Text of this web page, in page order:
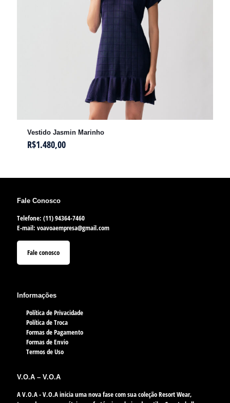
Vestido Jasmin Marinho
R$1.480,00
Fale Conosco
Telefone: (11) 94364-7460
E-mail: voavoaempresa@gmail.com
Fale conosco
Informações
Política de Privacidade
Política de Troca
Formas de Pagamento
Formas de Envio
Termos de Uso
V.O.A – V.O.A
A V.O.A - V.O.A inicia uma nova fase com sua coleção Resort Wear,